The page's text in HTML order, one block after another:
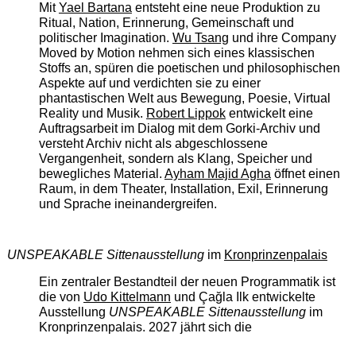
MitYael Bartanaentsteht eine neue Produktion zu
Ritual, Nation, Erinnerung, Gemeinschaft und
politischer Imagination. Wu Tsang und ihre Company
Moved by Motion nehmen sich eines klassischen
Stoffs an, spüren die poetischen und philosophischen
Aspekte auf und verdichten sie zu einer
phantastischen Welt aus Bewegung, Poesie, Virtual
Reality und Musik. Robert Lippokentwickelt eine
Auftragsarbeit im Dialog mit dem Gorki-Archiv und
versteht Archiv nicht als abgeschlossene
Vergangenheit, sondern als Klang, Speicher und
bewegliches Material. Ayham Majid Aghaöffnet einen
Raum, in dem Theater, Installation, Exil, Erinnerung
und Sprache ineinandergreifen.
UNSPEAKABLE Sittenausstellungim Kronprinzenpalais
Ein zentraler Bestandteil der neuen Programmatik ist
die von Udo Kittelmann und Çağla Ilk entwickelte
Ausstellung UNSPEAKABLE Sittenausstellungim
Kronprinzenpalais. 2027 jährt sich die